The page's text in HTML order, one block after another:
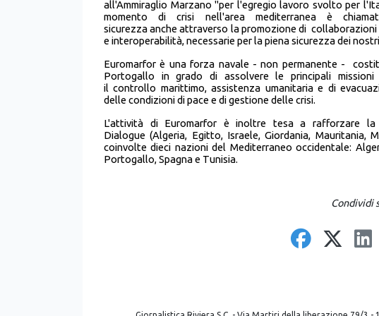
all'Ammiraglio Marzano "per l'egregio lavoro svolto per
momento di crisi nell'area mediterranea è
sicurezza anche attraverso la promozione di
e interoperabilità, necessarie per la piena sicurezza dei
Euromarfor è una forza navale - non permanente -
Portogallo in grado di assolvere le principali
il controllo marittimo, assistenza umanitaria e di
delle condizioni di pace e di gestione delle crisi.
L'attività di Euromarfor è inoltre tesa a rafforzare la
Dialogue (Algeria, Egitto, Israele, Giordania, Mauritania,
coinvolte dieci nazioni del Mediterraneo occidentale:
Portogallo, Spagna e Tunisia.
Condividi